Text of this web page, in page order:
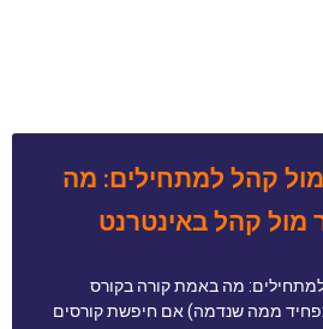
מול קהל למתחילים: מה
מול קהל באינטרנט
למתחילים: מה באמת קורה בקורס
מפחיד ממה שנדמה) אם חיפשת קורסים